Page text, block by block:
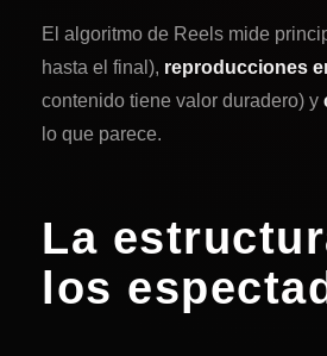
El algoritmo de Reels mide
hasta el final), reproducciones
contenido tiene valor duradero) y
lo que parece.
La
los